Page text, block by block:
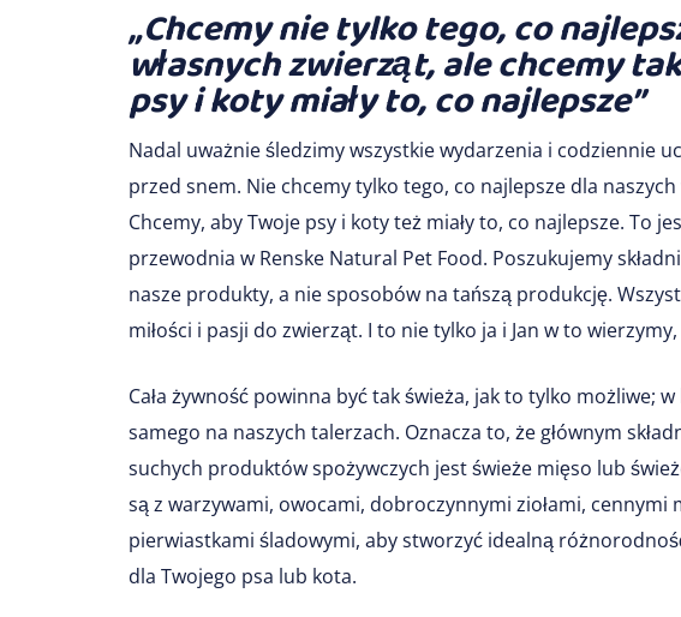
„Chcemy nie tylko tego, co
własnych zwierząt, ale chcemy
psy i koty miały to, co najlepsze”
Nadal uważnie śledzimy wszystkie wydarzenia i codziennie
przed snem. Nie chcemy tylko tego, co najlepsze dla naszych
Chcemy, aby Twoje psy i koty też miały to, co najlepsze. To
przewodnia w Renske Natural Pet Food. Poszukujemy
nasze produkty, a nie sposobów na tańszą produkcję.
miłości i pasji do zwierząt. I to nie tylko ja i Jan w to wierzymy,
Cała żywność powinna być tak świeża, jak to tylko możliwe;
samego na naszych talerzach. Oznacza to, że głównym
suchych produktów spożywczych jest świeże mięso lub
są z warzywami, owocami, dobroczynnymi ziołami, cennymi
pierwiastkami śladowymi, aby stworzyć idealną
dla Twojego psa lub kota.